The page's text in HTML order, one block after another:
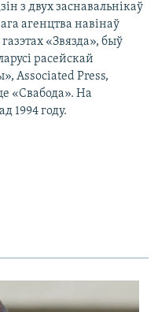
з двух заснавальнікаў
агенцтва навінаў
«Звязда», быў
расейскай
Associated Рress,
«Свабода». На
1994 году.